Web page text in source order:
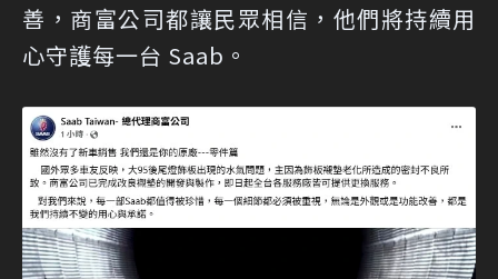
善，商富公司都讓民眾相信，他們將持續用
心守護每一台 Saab。